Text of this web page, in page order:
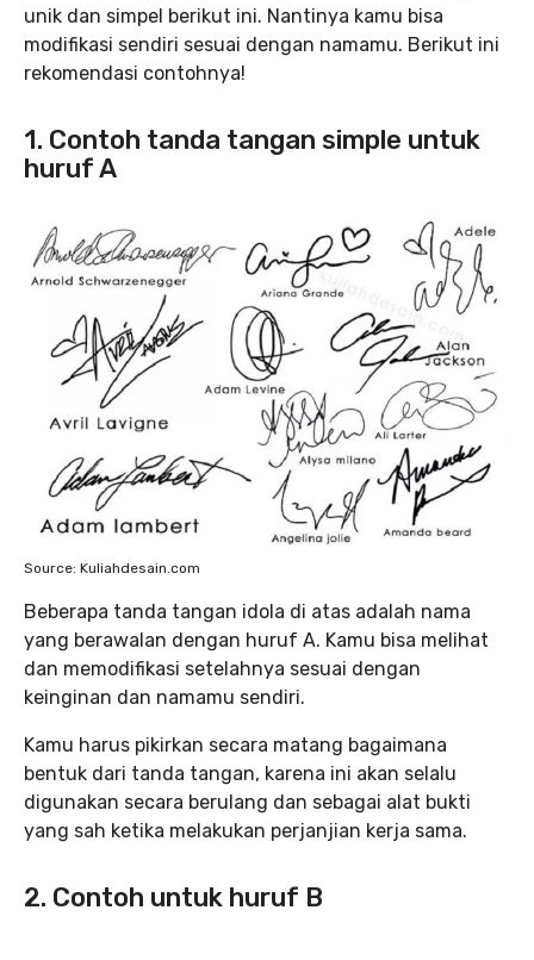
unik dan simpel berikut ini. Nantinya kamu bisa
modifikasi sendiri sesuai dengan namamu. Berikut ini
rekomendasi contohnya!
1. Contoh tanda tangan simple untuk
huruf A
Source: Kuliahdesain.com
Beberapa tanda tangan idola di atas adalah nama
yang berawalan dengan huruf A. Kamu bisa melihat
dan memodifikasi setelahnya sesuai dengan
keinginan dan namamu sendiri.
Kamu harus pikirkan secara matang bagaimana
bentuk dari tanda tangan, karena ini akan selalu
digunakan secara berulang dan sebagai alat bukti
yang sah ketika melakukan perjanjian kerja sama.
2. Contoh untuk huruf B